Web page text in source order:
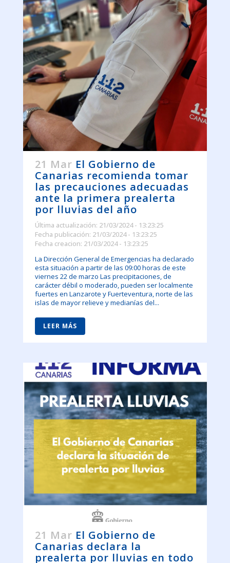
21 Mar El Gobierno de
Canarias recomienda tomar
las precauciones adecuadas
ante la primera prealerta
por lluvias del año
Última actualización: 21/03/2024 - 13:23:25
Fecha publicación: 21/03/2024 - 13:23:25
Fecha creacion: 21/03/2024 - 13:23:25
La Dirección General de Emergencias ha declarado
esta situación a partir de las 09:00 horas de este
viernes 22 de marzo Las precipitaciones, de
carácter débil o moderado, pueden ser localmente
fuertes en Lanzarote y Fuerteventura, norte de las
islas de mayor relieve y medianías del...
LEER MÁS
21 Mar El Gobierno de
Canarias declara la
prealerta por lluvias en todo